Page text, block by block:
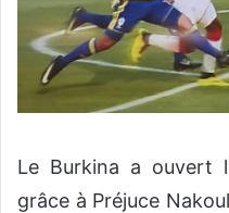
Le Burkina a ouvert
grâce à Préjuce